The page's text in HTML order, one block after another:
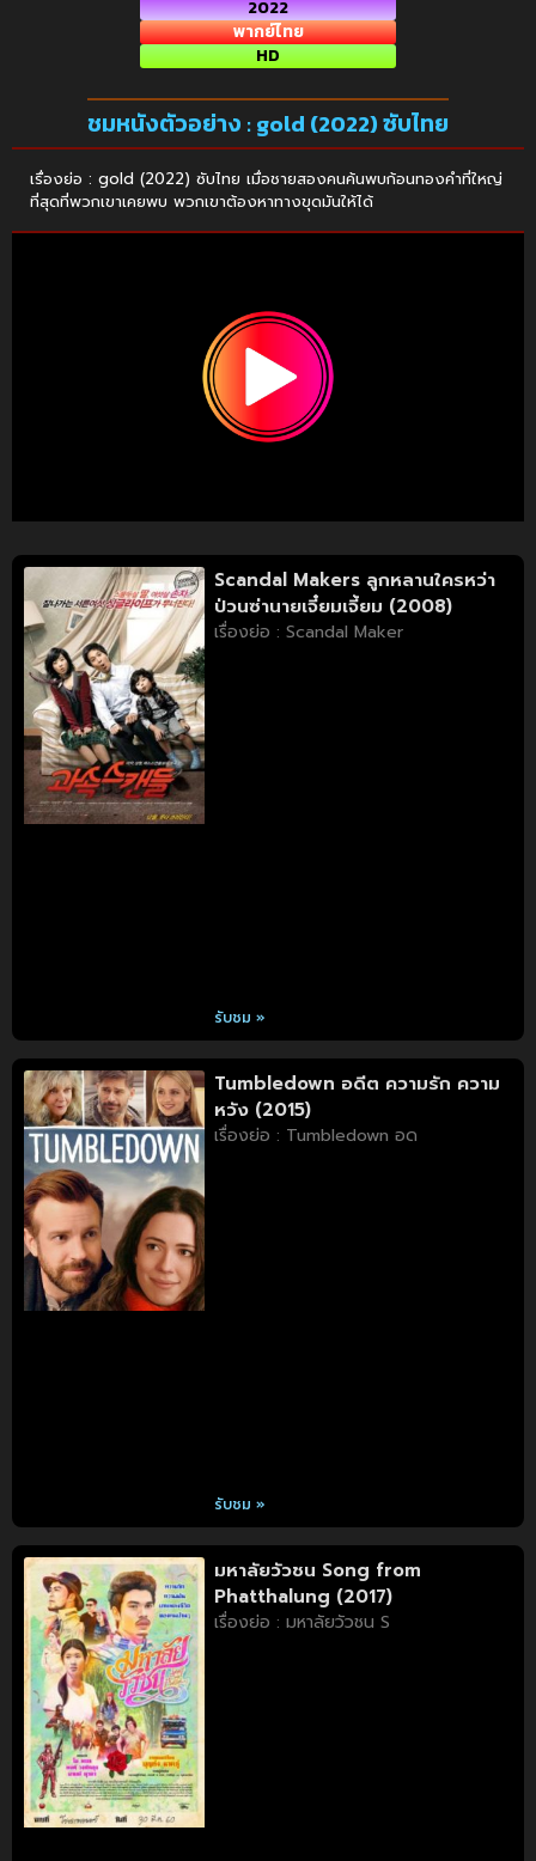
2022
พากย์ไทย
HD
ชมหนังตัวอย่าง : gold (2022) ซับไทย
เรื่องย่อ : gold (2022) ซับไทย เมื่อชายสองคนค้นพบก้อนทองคำที่ใหญ่
ที่สุดที่พวกเขาเคยพบ พวกเขาต้องหาทางขุดมันให้ได้
Scandal Makers ลูกหลานใครหว่า
ป่วนซ่านายเจี๋ยมเจี้ยม (2008)
เรื่องย่อ : Scandal Maker
รับชม »
Tumbledown อดีต ความรัก ความ
หวัง (2015)
เรื่องย่อ : Tumbledown อด
รับชม »
มหาลัยวัวชน Song from
Phatthalung (2017)
เรื่องย่อ : มหาลัยวัวชน S